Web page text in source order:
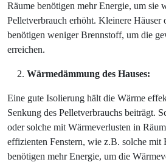
Räume benötigen mehr Energie, um sie
Pelletverbrauch erhöht. Kleinere Häuser
benötigen weniger Brennstoff, um die
erreichen.
Wärmedämmung des Hauses:
Eine gute Isolierung hält die Wärme
Senkung des Pelletverbrauchs beiträgt.
oder solche mit Wärmeverlusten in
effizienten Fenstern, wie z.B. solche mit
benötigen mehr Energie, um die